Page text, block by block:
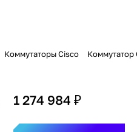
Коммутаторы Cisco Коммутатор
1 274 984 ₽